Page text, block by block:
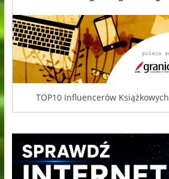
TOP10 Influencerów Książkowych